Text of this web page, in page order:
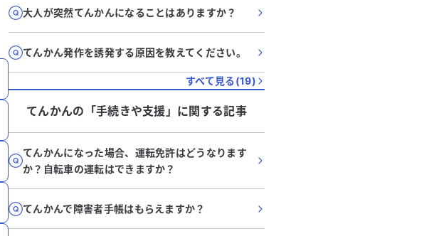
大人が突然てんかんになることはありますか？
てんかん発作を誘発する原因を教えてください。
すべて見る(19)
てんかんの「手続きや支援 」に関する記事
てんかんになった場合、運転免許はどうなります
か？自転車の運転はできますか？
てんかんで障害者手帳はもらえますか？